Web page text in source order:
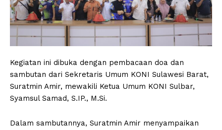
Kegiatan ini dibuka dengan pembacaan doa dan
sambutan dari Sekretaris Umum KONI Sulawesi Barat,
Suratmin Amir, mewakili Ketua Umum KONI Sulbar,
Syamsul Samad, S.IP., M.Si.
Dalam sambutannya, Suratmin Amir menyampaikan